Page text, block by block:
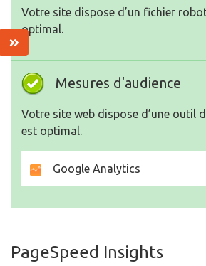
Votre site dispose d’un fichier
optimal.
Mesures d'audience
Votre site web dispose d’une outil
est optimal.
Google Analytics
PageSpeed Insights